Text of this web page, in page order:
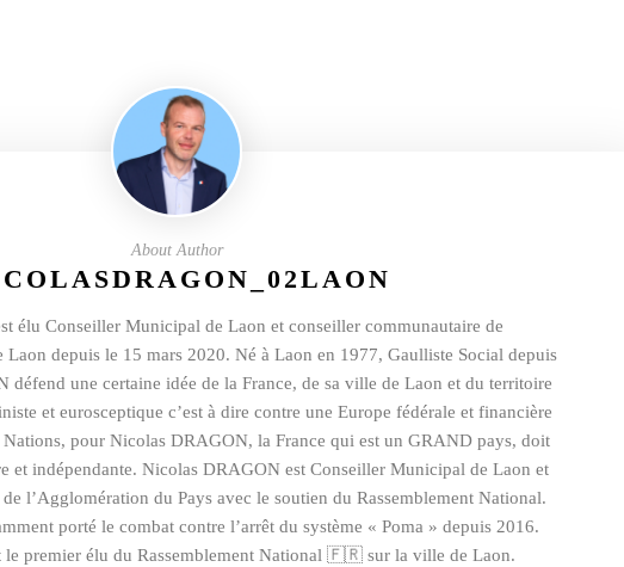
About Author
élu Conseiller Municipal de Laon et conseiller communautaire de
depuis le 15 mars 2020. Né à Laon en 1977, Gaulliste Social depuis
défend une certaine idée de la France, de sa ville de Laon et du territoire
et eurosceptique c’est à dire contre une Europe fédérale et financière
Nations, pour Nicolas DRAGON, la France qui est un GRAND pays, doit
et indépendante. Nicolas DRAGON est Conseiller Municipal de Laon et
l’Agglomération du Pays avec le soutien du Rassemblement National.
porté le combat contre l’arrêt du système « Poma » depuis 2016.
le premier élu du Rassemblement National 🇫🇷 sur la ville de Laon.